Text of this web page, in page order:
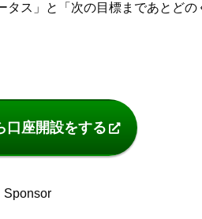
ス」と「次の目標まであとど
口座開設をする
Sponsor